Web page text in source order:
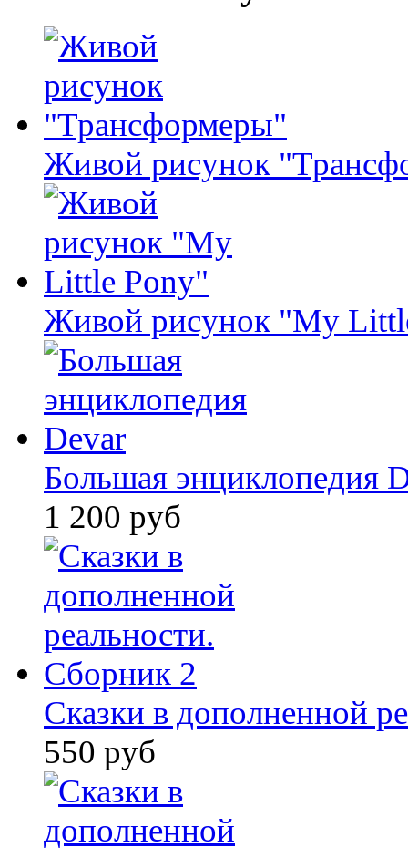
Живой рисунок
Живой рисунок "My
Большая энциклопедия
1 200 руб
Сказки в дополненной
550 руб